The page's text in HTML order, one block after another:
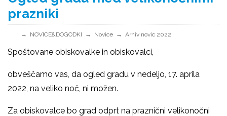
prazniki
NOVICE&DOGODKI Novice Arhiv novic 2022
Spoštovane obiskovalke in obiskovalci,
obveščamo vas, da ogled gradu v nedeljo, 17. aprila
2022, na veliko noč, ni možen.
Za obiskovalce bo grad odprt na praznični velikonočni